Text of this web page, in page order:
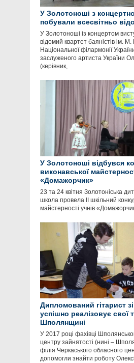
У Золотоноші з
побували всесвітньо
У Золотоноші із концертом
відомий квартет баяністів ім. М.
Національної філармонії
заслуженого артиста України
(керівник,
У Золотоноші відбувся
виконавської
«Домажорчик»
23 та 24 квітня Золотоніська
школа провела II шкільний
майстерності учнів
Дипломований гітарист
успішно реалізовує свої
Шполянщині
У 2017 році фахівці
центру зайнятості (нині –
філія Черкаського обласного
допомогли знайти роботу